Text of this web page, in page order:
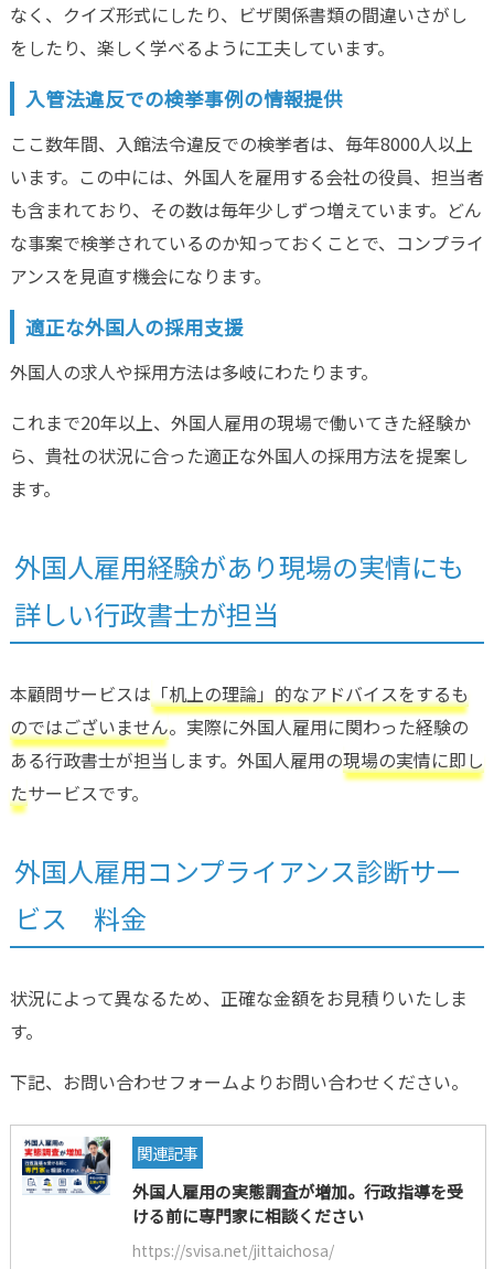
なく、クイズ形式にしたり、ビザ関係書類の間違いさがし
をしたり、楽しく学べるように工夫しています。
入管法違反での検挙事例の情報提供
ここ数年間、入館法令違反での検挙者は、毎年8000人以上
います。この中には、外国人を雇用する会社の役員、担当者
も含まれており、その数は毎年少しずつ増えています。どん
な事案で検挙されているのか知っておくことで、コンプライ
アンスを見直す機会になります。
適正な外国人の採用支援
外国人の求人や採用方法は多岐にわたります。
これまで20年以上、外国人雇用の現場で働いてきた経験か
ら、貴社の状況に合った適正な外国人の採用方法を提案し
ます。
外国人雇用経験があり現場の実情にも
詳しい行政書士が担当
本顧問サービスは「机上の理論」的なアドバイスをするも
のではございません。実際に外国人雇用に関わった経験の
ある行政書士が担当します。外国人雇用の現場の実情に即し
たサービスです。
外国人雇用コンプライアンス診断サー
ビス 料金
状況によって異なるため、正確な金額をお見積りいたしま
す。
下記、お問い合わせフォームよりお問い合わせください。
関連記事
外国人雇用の実態調査が増加。行政指導を受
ける前に専門家に相談ください
https://svisa.net/jittaichosa/